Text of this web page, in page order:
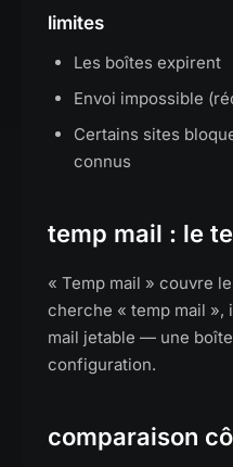
limites
Les boîtes expirent
Envoi impossible
Certains sites
connus
temp mail : le
« Temp mail » couvre
cherche « temp mail »,
mail jetable — une
configuration.
comparaison